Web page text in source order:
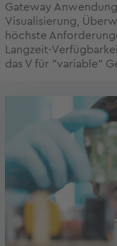
Gateway
Visualisierung,
höchste
Langzeit-
das V für "variable"